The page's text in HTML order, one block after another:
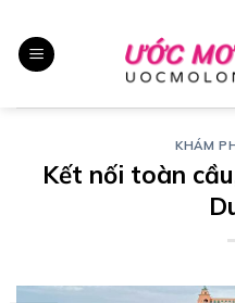
đến
nội
KHÁM
Kết nối toàn